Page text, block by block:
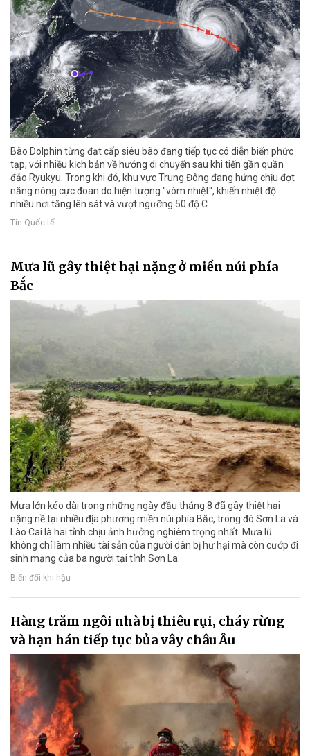
Bão Dolphin từng đạt cấp siêu bão đang tiếp tục có diễn biến phức
tạp, với nhiều kịch bản về hướng di chuyển sau khi tiến gần quần
đảo Ryukyu. Trong khi đó, khu vực Trung Đông đang hứng chịu đợt
nắng nóng cực đoan do hiện tượng "vòm nhiệt", khiến nhiệt độ
nhiều nơi tăng lên sát và vượt ngưỡng 50 độ C.
Tin Quốc tế
Mưa lũ gây thiệt hại nặng ở miền núi phía
Bắc
Mưa lớn kéo dài trong những ngày đầu tháng 8 đã gây thiệt hại
nặng nề tại nhiều địa phương miền núi phía Bắc, trong đó Sơn La và
Lào Cai là hai tỉnh chịu ảnh hưởng nghiêm trọng nhất. Mưa lũ
không chỉ làm nhiều tài sản của người dân bị hư hại mà còn cướp đi
sinh mạng của ba người tại tỉnh Sơn La.
Biến đổi khí hậu
Hàng trăm ngôi nhà bị thiêu rụi, cháy rừng
và hạn hán tiếp tục bủa vây châu Âu